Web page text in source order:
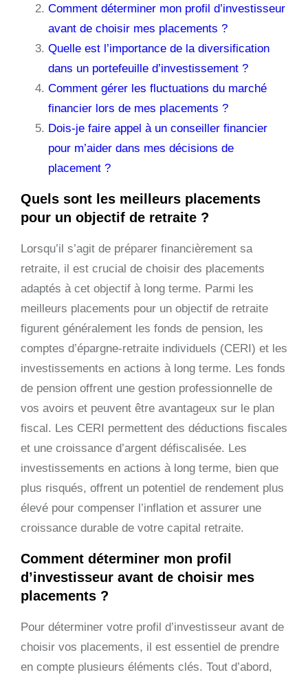
Comment déterminer mon profil d’investisseur
avant de choisir mes placements ?
Quelle est l’importance de la diversification
dans un portefeuille d’investissement ?
Comment gérer les fluctuations du marché
financier lors de mes placements ?
Dois-je faire appel à un conseiller financier
pour m’aider dans mes décisions de
placement ?
Quels sont les meilleurs placements
pour un objectif de retraite ?
Lorsqu’il s’agit de préparer financièrement sa
retraite, il est crucial de choisir des placements
adaptés à cet objectif à long terme. Parmi les
meilleurs placements pour un objectif de retraite
figurent généralement les fonds de pension, les
comptes d’épargne-retraite individuels (CERI) et les
investissements en actions à long terme. Les fonds
de pension offrent une gestion professionnelle de
vos avoirs et peuvent être avantageux sur le plan
fiscal. Les CERI permettent des déductions fiscales
et une croissance d’argent défiscalisée. Les
investissements en actions à long terme, bien que
plus risqués, offrent un potentiel de rendement plus
élevé pour compenser l’inflation et assurer une
croissance durable de votre capital retraite.
Comment déterminer mon profil
d’investisseur avant de choisir mes
placements ?
Pour déterminer votre profil d’investisseur avant de
choisir vos placements, il est essentiel de prendre
en compte plusieurs éléments clés. Tout d’abord,